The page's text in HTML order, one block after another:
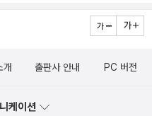
개 출판사 안내 PC 버전
케이션